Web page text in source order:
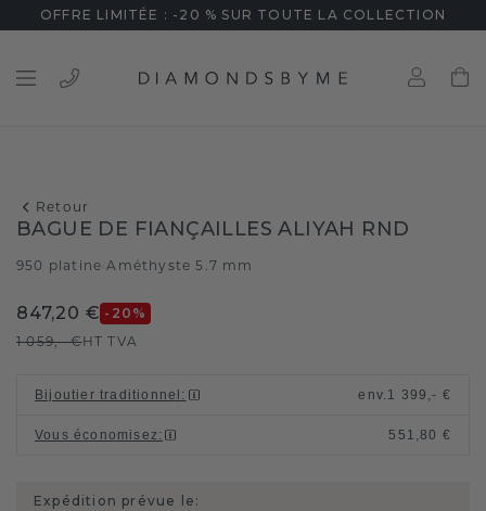
OFFRE LIMITÉE : -20 % SUR TOUTE LA COLLECTION
Retour
BAGUE DE FIANÇAILLES ALIYAH RND
950 platine /Améthyste 5.7 mm
847,20 € -20 %
1 059,- €HT TVA
Bijoutier traditionnel : env. 1 399,- €
Vous économisez: 551,80 €
Expédition prévue le: